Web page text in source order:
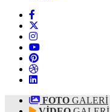
FOTO GALERİ